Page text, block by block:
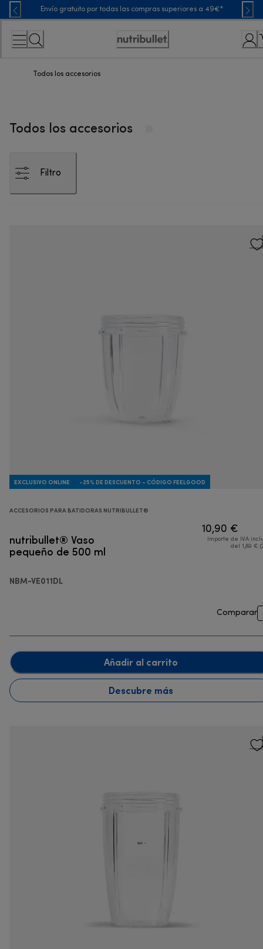
Skip
to
Content
Envío gratuito por todas las compras superiores a 49€*
Accessibility
Todos los accesorios
Todos los accesorios
Filtro
EXCLUSIVO ONLINE -25% DE DESCUENTO - CÓDIGO FEELGOOD
ACCESORIOS PARA BATIDORAS NUTRIBULLET®
nutribullet® Vaso
pequeño de 500 ml
NBM-VE011DL
10,90 €
Importe de IVA
del 1,89 €
Comparar
Añadir al carrito
Descubre más